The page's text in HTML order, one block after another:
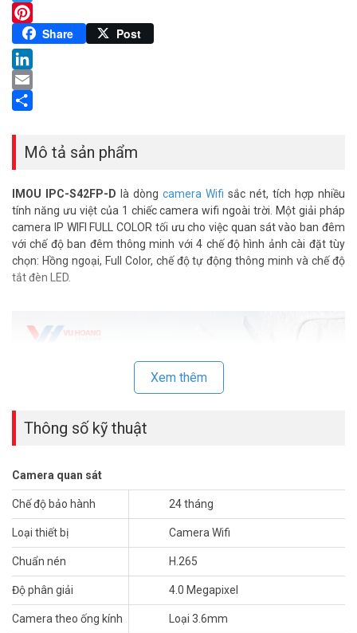
Twitter
Pinterest
Share Post
LinkedIn
Email
Mô tả sản phẩm
IMOU IPC-S42FP-D là dòng camera Wifi sắc nét, tích hợp nhiều
tính năng ưu việt của 1 chiếc camera wifi ngoài trời. Một giải pháp
camera IP WIFI FULL COLOR tối ưu cho việc quan sát vào ban đêm
với chế độ ban đêm thông minh với 4 chế độ hình ảnh cài đặt tùy
chọn: Hồng ngoại, Full Color, chế độ tự động thông minh và chế độ
tắt đèn LED.
Ưu điểm nổi bậc camera Imou IPC-S42FP-
D
Chế độ hồng ngoại
Thuật toán IR nâng cao cung cấp hình ảnh trắng đen rõ ràng ngay
Xem thêm
Thông số kỹ thuật
Camera quan sát
Chế độ bảo hành 24 tháng
Loại thiết bị Camera Wifi
Chuẩn nén H.265
Độ phân giải 4.0 Megapixel
Camera theo ống kính Loại 3.6mm